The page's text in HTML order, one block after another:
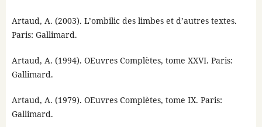
Artaud, A. (2003). L’ombilic des limbes et d’autres textes.
Paris: Gallimard.
Artaud, A. (1994). OEuvres Complètes, tome XXVI. Paris:
Gallimard.
Artaud, A. (1979). OEuvres Complètes, tome IX. Paris:
Gallimard.